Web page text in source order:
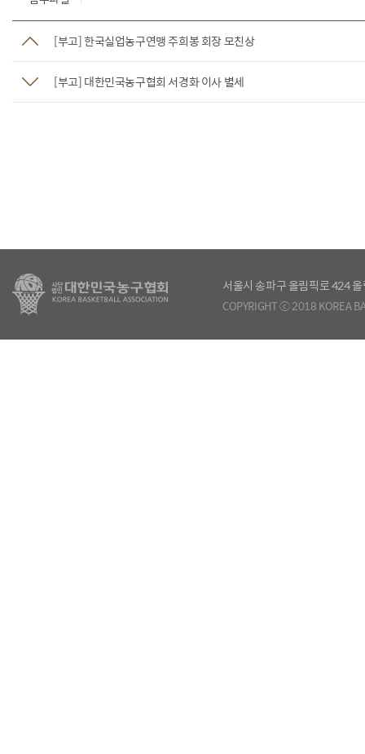
[부고] 한국실업농구연맹 주희봉 회장 모친상
[부고] 대한민국농구협회 서경화 이사 별세
서울시 송파구 올림픽로 424
COPYRIGHT ⓒ 2018 KOREA